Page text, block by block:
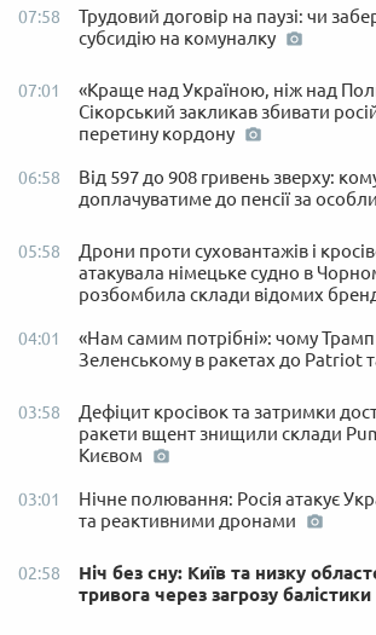
07:58
Трудовий договір на паузі: чи
субсидію на комуналку
07:01
«Краще над Україною, ніж над
Сікорський закликав збивати
перетину кордону
06:58
Від 597 до 908 гривень зверху:
доплачуватиме до пенсії за
05:58
Дрони проти суховантажів і
атакувала німецьке судно в
розбомбила склади відомих
04:01
«Нам самим потрібні»: чому
Зеленському в ракетах до Patriot
03:58
Дефіцит кросівок та затримки
ракети вщент знищили склади
Києвом
03:01
Нічне полювання: Росія атакує
та реактивними дронами
02:58
Ніч без сну: Київ та низку
тривога через загрозу балістики